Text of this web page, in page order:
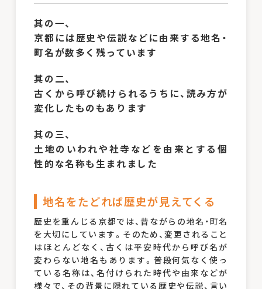
其の一、
京都には歴史や伝説などに由来する地名・
町名が数多く残っています
其の二、
古くから呼び続けられるうちに、読み方が
変化したものもあります
其の三、
土地のいわれや社寺などを由来とする個
性的な名称も生まれました
地名をたどれば歴史が見えてくる
歴史を重んじる京都では、昔ながらの地名・町名
を大切にしています。そのため、変更されること
はほとんどなく、古くは平安時代から呼び名が
変わらない地名もあります。普段何気なく使っ
ている名称は、名付けられた時代や由来などが
様々で、その背景に隠れている歴史や伝説、言い